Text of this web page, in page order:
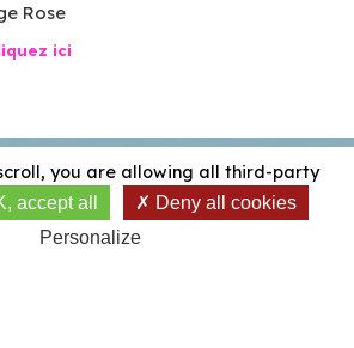
Rose
ici
you are allowing all third-party
accept all
Deny all cookies
Personalize